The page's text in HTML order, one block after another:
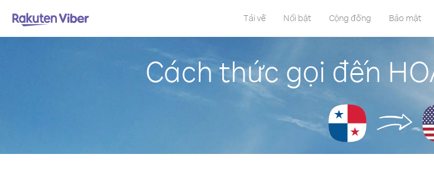
Tải về Nổi bật Cộng đồng Bảo mật
Cách thức gọi đến